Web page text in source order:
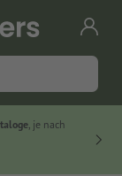
, je nach